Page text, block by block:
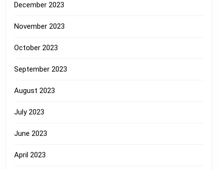
December 2023
November 2023
October 2023
September 2023
August 2023
July 2023
June 2023
April 2023